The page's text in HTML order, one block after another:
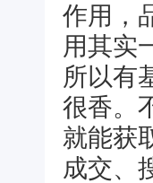
作用，
用其实
所以有
很香。
就能获
成交、